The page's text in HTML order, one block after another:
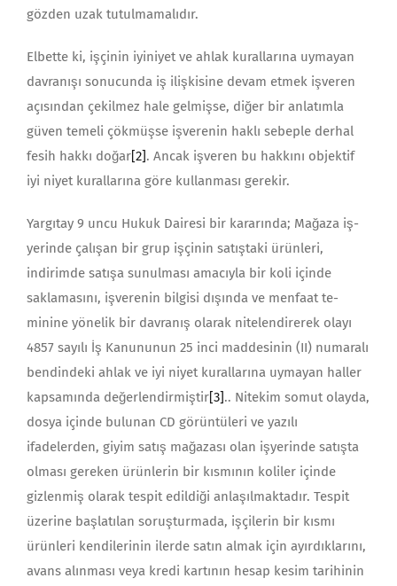
gözden uzak tutulmamalıdır.
Elbette ki, işçinin iyiniyet ve ahlak kurallarına uymayan
davranışı sonucunda iş ilişkisine devam etmek işveren
açısından çekilmez hale gelmişse, diğer bir anlatımla
güven temeli çökmüşse işverenin haklı sebeple derhal
fesih hakkı doğar[2]. Ancak işveren bu hakkını objektif
iyi niyet kurallarına göre kullanması gerekir.
Yargıtay 9 uncu Hukuk Dairesi bir kararında; Mağaza iş­
yerinde çalışan bir grup işçinin satıştaki ürünleri,
indirimde satışa sunulması amacıyla bir koli içinde
saklamasını, işverenin bilgisi dışında ve menfaat te­
minine yönelik bir davranış olarak nitelendirerek olayı
4857 sayılı İş Kanu­nunun 25 inci maddesinin (II) numaralı
bendindeki ahlak ve iyi niyet kurallarına uymayan haller
kapsamında değerlendirmiştir[3].. Nitekim somut olayda,
dosya içinde bulunan CD görüntüleri ve yazılı
ifadelerden, giyim satış mağazası olan işyerinde satışta
olması gereken ürünlerin bir kısmının koliler içinde
gizlenmiş olarak tespit edildiği anlaşılmaktadır. Tespit
üzerine başlatılan soruşturmada, işçilerin bir kısmı
ürünleri kendilerinin ilerde satın almak için ayırdıklarını,
avans alınması veya kredi kartının hesap kesim tarihinin